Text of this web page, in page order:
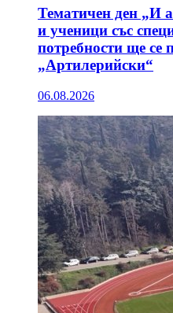
Тематичен ден „И
и ученици със
потребности ще се
„Артилерийски“
06.08.2026